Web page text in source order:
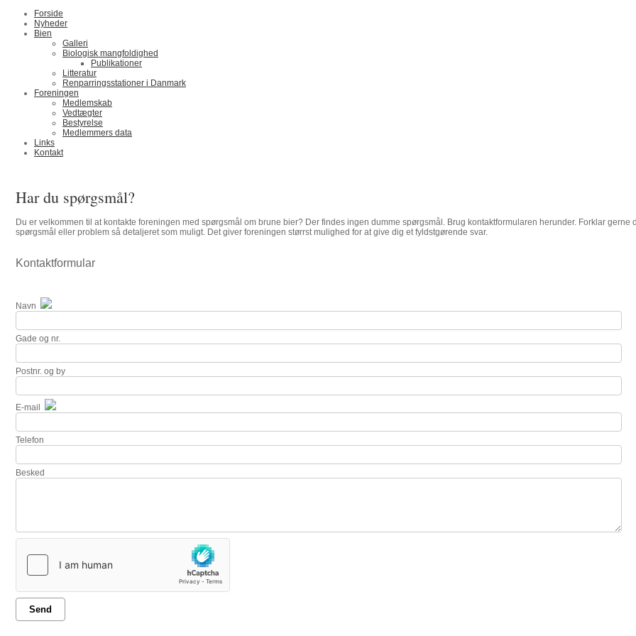
Forside
Nyheder
Bien
Galleri
Biologisk mangfoldighed
Publikationer
Litteratur
Renparringsstationer i Danmark
Foreningen
Medlemskab
Vedtægter
Bestyrelse
Medlemmers data
Links
Kontakt
Har du spørgsmål?
Du er velkommen til at kontakte foreningen med spørgsmål om brune bier? Der findes ingen dumme spørgsmål. Brug kontaktformularen herunder. Forklar gerne
spørgsmål eller problem så detaljeret som muligt. Det giver foreningen størrst mulighed for at give dig et fyldstgørende svar.
Kontaktformular
Navn
Gade og nr.
Postnr. og by
E-mail
Telefon
Besked
Send